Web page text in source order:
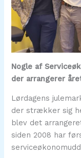
Nogle af
der arrangerer
Lørdagens
der strækker sig
blev det
siden 2008 har